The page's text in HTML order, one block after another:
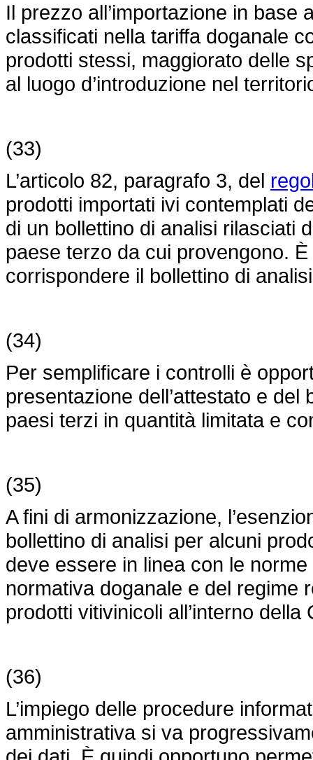
Il prezzo all’importazione in base
classificati nella tariffa doganale
prodotti stessi, maggiorato delle
al luogo d’introduzione nel
(33)
L’articolo 82, paragrafo 3, del
prodotti importati ivi contemplati
di un bollettino di analisi rilasciati
paese terzo da cui provengono.
corrispondere il bollettino di
(34)
Per semplificare i controlli è
presentazione dell’attestato e
paesi terzi in quantità limitata e
(35)
A fini di armonizzazione,
bollettino di analisi per alcuni
deve essere in linea con le
normativa doganale e del regime
prodotti vitivinicoli all’interno della
(36)
L’impiego delle procedure
amministrativa si va